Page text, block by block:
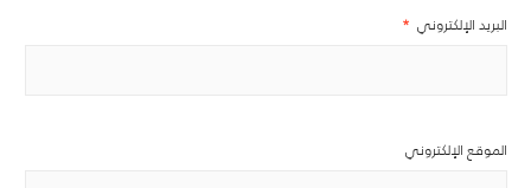
البريد الإلكتروني *
الموقع الإلكتروني